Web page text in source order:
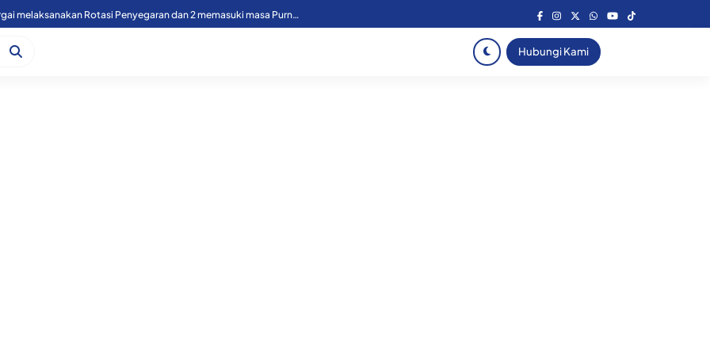
49 Personil Polres Sergai melaksanakan Rotasi Penyegaran dan 2 memasuki masa Purnawirawan
Hubungi Kami